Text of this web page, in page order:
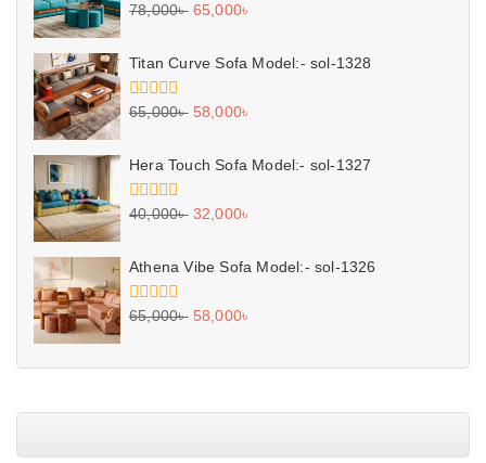
0
5
78,000৳ 65,000৳
Titan Curve Sofa Model:- sol-1328
0
5
65,000৳ 58,000৳
Hera Touch Sofa Model:- sol-1327
0
5
40,000৳ 32,000৳
Athena Vibe Sofa Model:- sol-1326
0
5
65,000৳ 58,000৳